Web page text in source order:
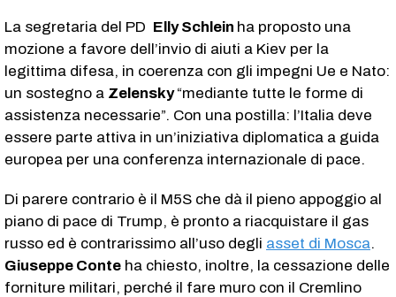
La segretaria del PD Elly Schlein ha proposto una
mozione a favore dell’invio di aiuti a Kiev per la
legittima difesa, in coerenza con gli impegni Ue e Nato:
un sostegno a Zelensky“mediante tutte le forme di
assistenza necessarie”. Con una postilla: l’Italia deve
essere parte attiva in un’iniziativa diplomatica a guida
europea per una conferenza internazionale di pace.
Di parere contrario è il M5S che dà il pieno appoggio al
piano di pace di Trump, è pronto a riacquistare il gas
russo ed è contrarissimo all’uso degli asset di Mosca.
Giuseppe Conte ha chiesto, inoltre, la cessazione delle
forniture militari, perché il fare muro con il Cremlino